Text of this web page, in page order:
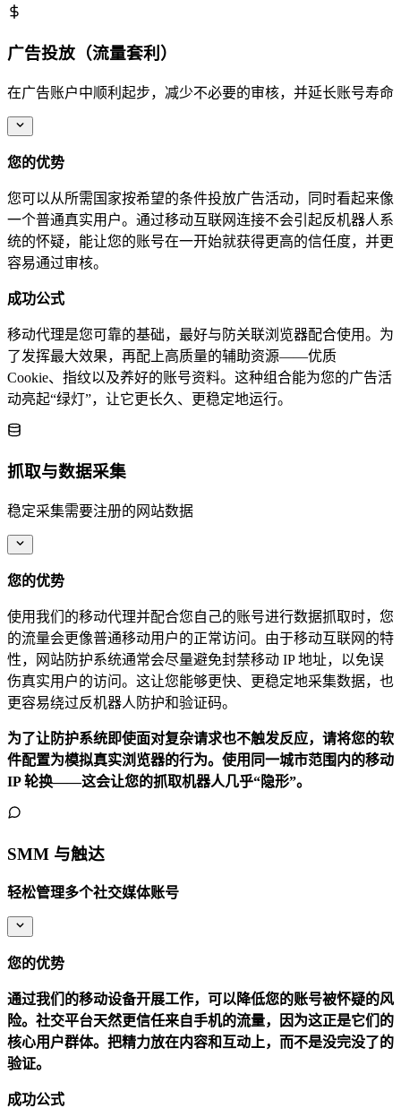
广告投放（流量套利）
在广告账户中顺利起步，减少不必要的审核，并延长账号寿命
您的优势
您可以从所需国家按希望的条件投放广告活动，同时看起来像
一个普通真实用户。通过移动互联网连接不会引起反机器人系
统的怀疑，能让您的账号在一开始就获得更高的信任度，并更
容易通过审核。
成功公式
移动代理是您可靠的基础，最好与防关联浏览器配合使用。为
了发挥最大效果，再配上高质量的辅助资源——优质
Cookie、指纹以及养好的账号资料。这种组合能为您的广告活
动亮起“绿灯”，让它更长久、更稳定地运行。
抓取与数据采集
稳定采集需要注册的网站数据
您的优势
使用我们的移动代理并配合您自己的账号进行数据抓取时，您
的流量会更像普通移动用户的正常访问。由于移动互联网的特
性，网站防护系统通常会尽量避免封禁移动 IP 地址，以免误
伤真实用户的访问。这让您能够更快、更稳定地采集数据，也
更容易绕过反机器人防护和验证码。
为了让防护系统即使面对复杂请求也不触发反应，请将您的软
件配置为模拟真实浏览器的行为。使用同一城市范围内的移动
IP 轮换——这会让您的抓取机器人几乎“隐形”。
SMM 与触达
轻松管理多个社交媒体账号
您的优势
通过我们的移动设备开展工作，可以降低您的账号被怀疑的风
险。社交平台天然更信任来自手机的流量，因为这正是它们的
核心用户群体。把精力放在内容和互动上，而不是没完没了的
验证。
成功公式